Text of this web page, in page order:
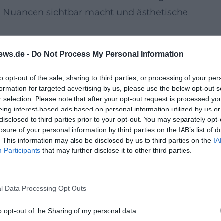
- Do Not Process My Personal Information
opt-out of the sale, sharing to third parties, or processing of your
for targeted advertising by us, please use the below opt-out
selection. Please note that after your opt-out request is processed
interest-based ads based on personal information utilized by us
to third parties prior to your opt-out. You may separately
of your personal information by third parties on the IAB’s list of
This information may also be disclosed by us to third parties on the
Participants that may further disclose it to other third parties.
Data Processing Opt Outs
opt-out of the Sharing of my personal data.
sichtbar macht und ästhetische
Gegenwartskunst im Dialog mit etablierten
wie Bildraum, Zeichenökonomie und
mit 6.000 Euro dotiert, fördert
der Kunstrichtungen – Malerei, Grafik,
erfahrbar.
mit Impulsen der digitalen Bildkultur und
LEITI (Stefan Leitner) arbeitet mit
für Licht-Schatten-Balance. Luis Weiland
und Präzision vereint.